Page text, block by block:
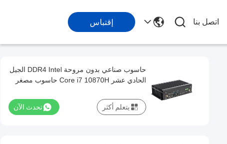
اتصل بنا إقتباس
حاسوب صناعي بدون مروحة DDR4 Intel الجيل
الحادي عشر Core i7 10870H حاسوب مصغر
تحدث الآن يتعلم أكثر